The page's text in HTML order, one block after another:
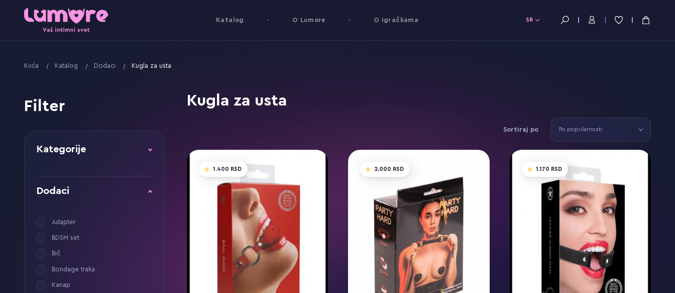
Katalog O Lumore O igračkama SR
Kuća Katalog Dodaci Kugla za usta
Filter
Kategorije
Dodaci
Adapter
BDSM set
Bič
Bondage traka
Kanap
Kugla za usta
Sortiraj po Po popularnosti
1.400 2.000 1.170